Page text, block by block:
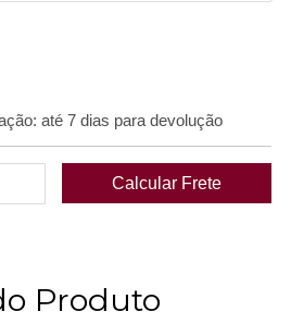
até 7 dias para devolução
Produto